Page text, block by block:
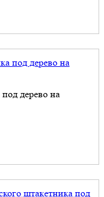
дерево на